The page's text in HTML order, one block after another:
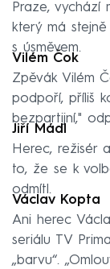
Praze, vychází
který má
s úsměvem.
Vilém Čok
Zpěvák Vilém
podpoří, příliš
bezpartijní,"
Jiří Mádl
Herec, režisér
to, že se k
odmítl.
Václav Kopta
Ani herec
seriálu TV
„barvu“.